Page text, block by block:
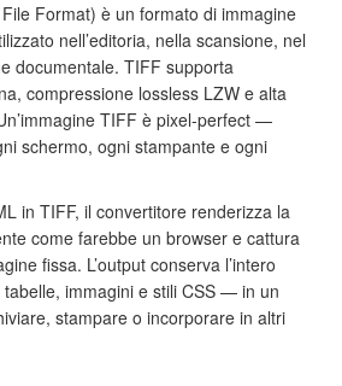
Format) è un formato di immagine
nell’editoria, nella scansione, nel
documentale. TIFF supporta
compressione lossless LZW e alta
TIFF è pixel-perfect —
schermo, ogni stampante e ogni
in TIFF, il convertitore renderizza la
come farebbe un browser e cattura
fissa. L’output conserva l’intero
immagini e stili CSS — in un
stampare o incorporare in altri